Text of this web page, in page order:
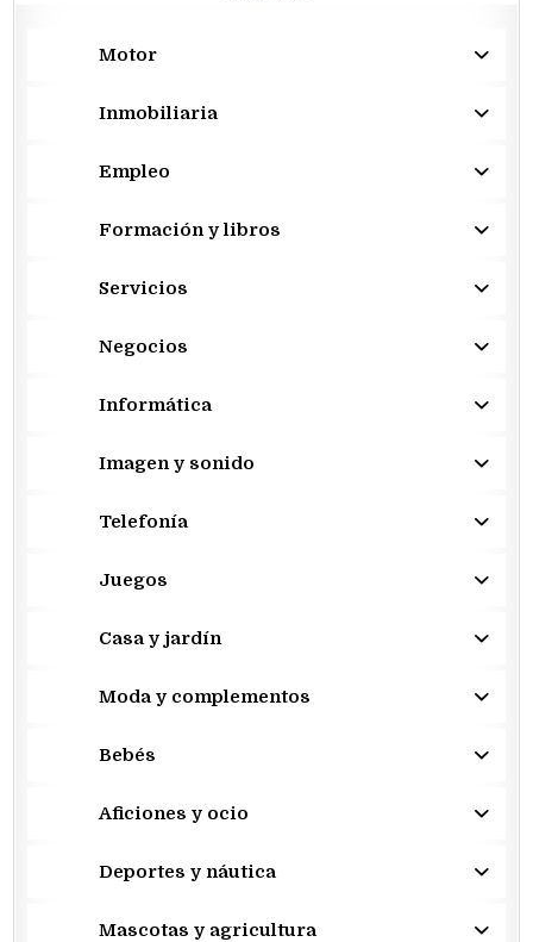
Motor
Inmobiliaria
Empleo
Formación y libros
Servicios
Negocios
Informática
Imagen y sonido
Telefonía
Juegos
Casa y jardín
Moda y complementos
Bebés
Aficiones y ocio
Deportes y náutica
Mascotas y agricultura